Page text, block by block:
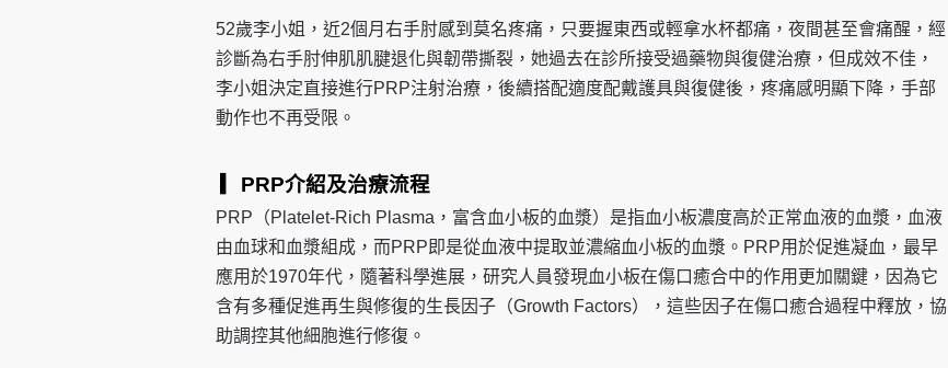
52歲李小姐，近2個月右手肘感到莫名疼痛，只要握東西或輕拿水杯都痛，夜間甚至會痛醒，經
診斷為右手肘伸肌肌腱退化與韌帶撕裂，她過去在診所接受過藥物與復健治療，但成效不佳，
李小姐決定直接進行PRP注射治療，後續搭配適度配戴護具與復健後，疼痛感明顯下降，手部
動作也不再受限。
▎PRP介紹及治療流程
PRP（Platelet-Rich Plasma，富含血小板的血漿）是指血小板濃度高於正常血液的血漿，血液
由血球和血漿組成，而PRP即是從血液中提取並濃縮血小板的血漿。PRP用於促進凝血，最早
應用於1970年代，隨著科學進展，研究人員發現血小板在傷口癒合中的作用更加關鍵，因為它
含有多種促進再生與修復的生長因子（Growth Factors），這些因子在傷口癒合過程中釋放，協
助調控其他細胞進行修復。